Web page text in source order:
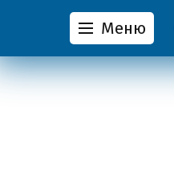
Меню